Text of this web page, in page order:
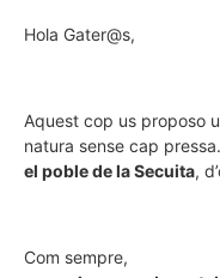
Hola Gater@s,
Aquest cop us proposo
natura sense cap
el poble de la Secuita,
Com sempre,